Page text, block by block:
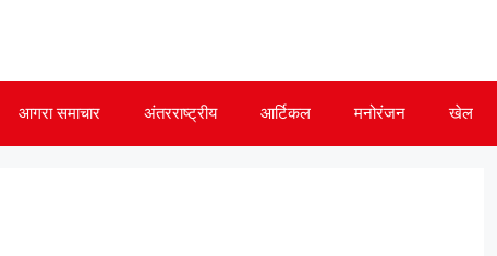
आगरा समाचार अंतरराष्ट्रीय आर्टिकल मनोरंजन खेल